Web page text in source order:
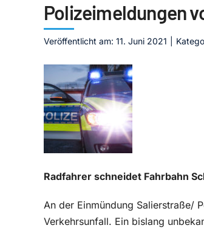
Polizeimeldungen
Veröffentlicht am: 11. Juni 2021
Radfahrer schneidet Fahrbahn
An der Einmündung Salierstraße/
Verkehrsunfall. Ein bislang